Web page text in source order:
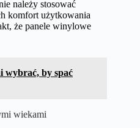
należy stosować
komfort użytkowania
że panele winylowe
wybrać, by spać
wiekami